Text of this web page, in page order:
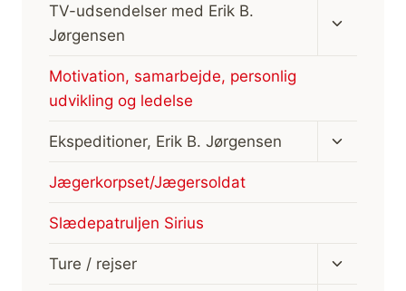
TV-udsendelser med Erik B.
Jørgensen
Motivation, samarbejde, personlig
udvikling og ledelse
Ekspeditioner, Erik B. Jørgensen
Skift
Jægerkorpset/Jægersoldat
Slædepatruljen Sirius
Ture / rejser
Skift